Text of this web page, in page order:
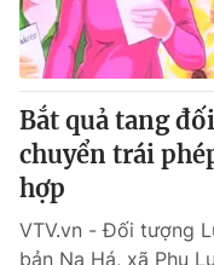
Bắt quả tang
chuyển trái
hợp
VTV.vn - Đối tượng
bản Na Há, xã Phu